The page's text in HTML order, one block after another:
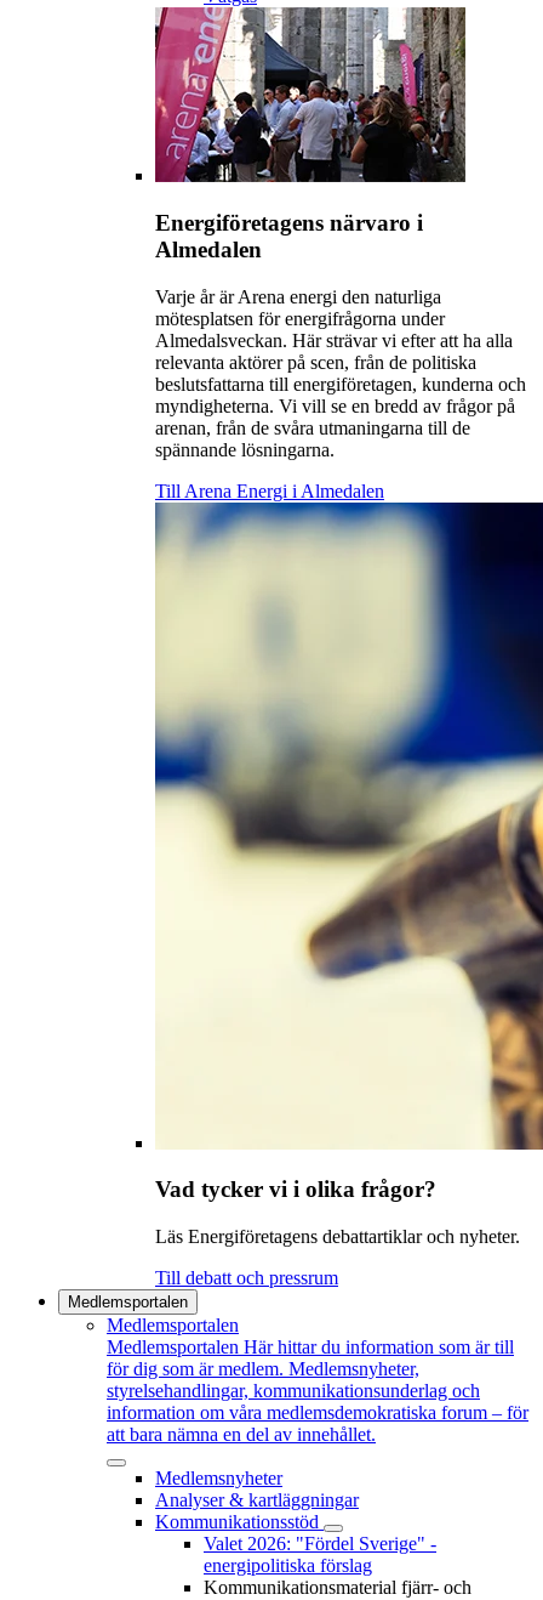
Energiföretagens närvaro i
Almedalen
Varje år är Arena energi den naturliga
mötesplatsen för energifrågorna under
Almedalsveckan. Här strävar vi efter att ha alla
relevanta aktörer på scen, från de politiska
beslutsfattarna till energiföretagen, kunderna och
myndigheterna. Vi vill se en bredd av frågor på
arenan, från de svåra utmaningarna till de
spännande lösningarna.
Till Arena Energi i Almedalen
Vad tycker vi i olika frågor?
Läs Energiföretagens debattartiklar och nyheter.
Till debatt och pressrum
Medlemsportalen
Medlemsportalen
Medlemsportalen Här hittar du information som är till
för dig som är medlem. Medlemsnyheter,
styrelsehandlingar, kommunikationsunderlag och
information om våra medlemsdemokratiska forum – för
att bara nämna en del av innehållet.
Medlemsnyheter
Analyser & kartläggningar
Kommunikationsstöd
Valet 2026: "Fördel Sverige" -
energipolitiska förslag
Kommunikationsmaterial fjärr- och